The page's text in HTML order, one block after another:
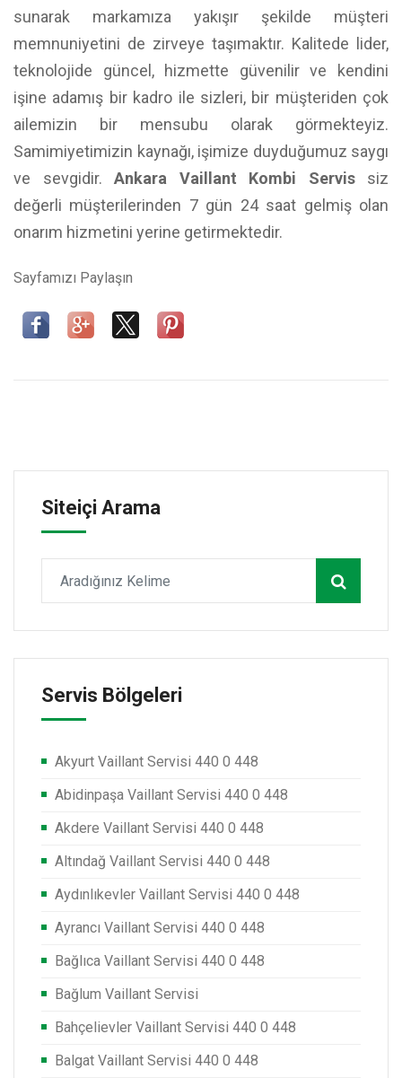
sunarak markamıza yakışır şekilde müşteri
memnuniyetini de zirveye taşımaktır. Kalitede lider,
teknolojide güncel, hizmette güvenilir ve kendini
işine adamış bir kadro ile sizleri, bir müşteriden çok
ailemizin bir mensubu olarak görmekteyiz.
Samimiyetimizin kaynağı, işimize duyduğumuz saygı
ve sevgidir. Ankara Vaillant Kombi Servissiz
değerli müşterilerinden 7 gün 24 saat gelmiş olan
onarım hizmetini yerine getirmektedir.
Sayfamızı Paylaşın
Siteiçi Arama
Servis Bölgeleri
Akyurt Vaillant Servisi 440 0 448
Abidinpaşa Vaillant Servisi 440 0 448
Akdere Vaillant Servisi 440 0 448
Altındağ Vaillant Servisi 440 0 448
Aydınlıkevler Vaillant Servisi 440 0 448
Ayrancı Vaillant Servisi 440 0 448
Bağlıca Vaillant Servisi 440 0 448
Bağlum Vaillant Servisi
Bahçelievler Vaillant Servisi 440 0 448
Balgat Vaillant Servisi 440 0 448